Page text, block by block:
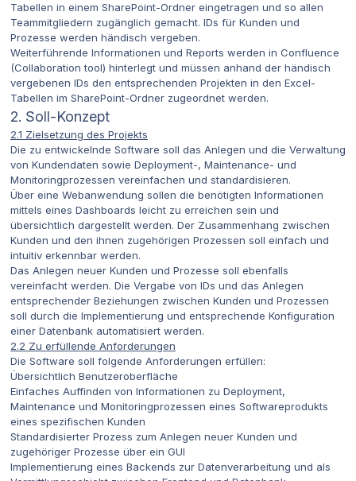
Tabellen in einem SharePoint-Ordner eingetragen und so allen
Teammitgliedern zugänglich gemacht. IDs für Kunden und
Prozesse werden händisch vergeben.
Weiterführende Informationen und Reports werden in Confluence
(Collaboration tool) hinterlegt und müssen anhand der händisch
vergebenen IDs den entsprechenden Projekten in den Excel-
Tabellen im SharePoint-Ordner zugeordnet werden.
2. Soll-Konzept
2.1 Zielsetzung des Projekts
Die zu entwickelnde Software soll das Anlegen und die Verwaltung
von Kundendaten sowie Deployment-, Maintenance- und
Monitoringprozessen vereinfachen und standardisieren.
Über eine Webanwendung sollen die benötigten Informationen
mittels eines Dashboards leicht zu erreichen sein und
übersichtlich dargestellt werden. Der Zusammenhang zwischen
Kunden und den ihnen zugehörigen Prozessen soll einfach und
intuitiv erkennbar werden.
Das Anlegen neuer Kunden und Prozesse soll ebenfalls
vereinfacht werden. Die Vergabe von IDs und das Anlegen
entsprechender Beziehungen zwischen Kunden und Prozessen
soll durch die Implementierung und entsprechende Konfiguration
einer Datenbank automatisiert werden.
2.2 Zu erfüllende Anforderungen
Die Software soll folgende Anforderungen erfüllen:
Übersichtlich Benutzeroberfläche
Einfaches Auffinden von Informationen zu Deployment,
Maintenance und Monitoringprozessen eines Softwareprodukts
eines spezifischen Kunden
Standardisierter Prozess zum Anlegen neuer Kunden und
zugehöriger Prozesse über ein GUI
Implementierung eines Backends zur Datenverarbeitung und als